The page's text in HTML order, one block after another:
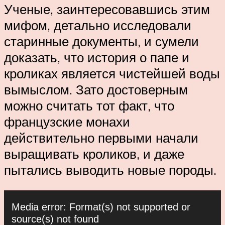
Ученые, заинтересовавшись этим
мифом, детально исследовали
старинные документы, и сумели
доказать, что история о папе и
кроликах является чистейшей воды
вымыслом. Зато достоверным
можно считать тот факт, что
французские монахи
действительно первыми начали
выращивать кроликов, и даже
пытались выводить новые породы.
Media error: Format(s) not supported or
source(s) not found